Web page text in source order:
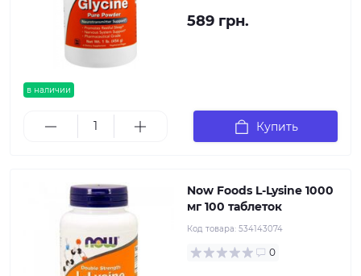
в наличии
589 грн.
Купить
Now Foods L-Lysine 1000
мг 100 таблеток
Код товара: 534143074
0